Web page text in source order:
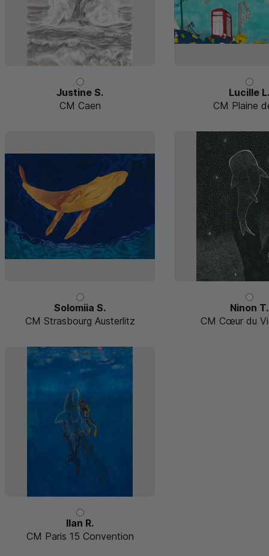
Justine S.
CM Caen
Lucille L.
CM Plaine
Solomiia S.
CM Strasbourg Austerlitz
Ninon T.
CM Cœur du
Ilan R.
CM Paris 15 Convention